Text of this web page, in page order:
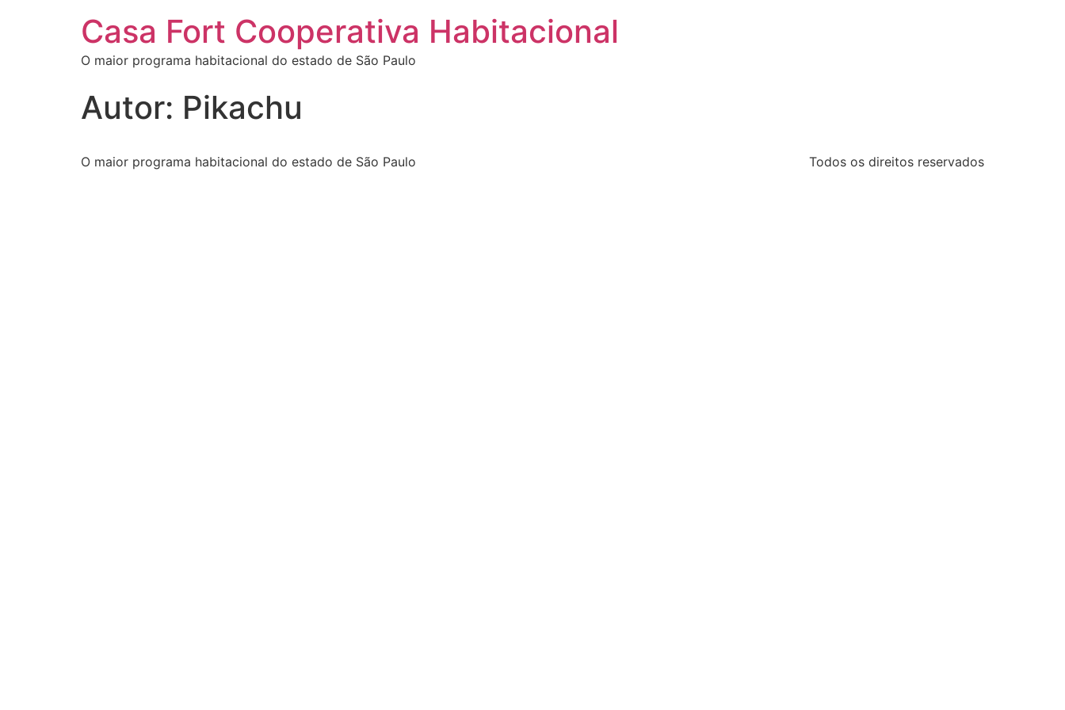
Casa Fort Cooperativa Habitacional
O maior programa habitacional do estado de São Paulo
Autor: Pikachu
O maior programa habitacional do estado de São Paulo Todos os direitos reservados